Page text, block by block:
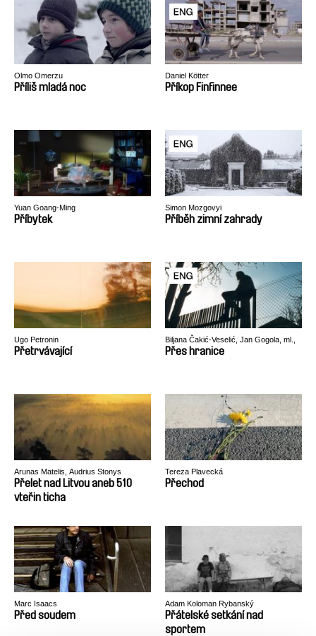
Olmo Omerzu
Příliš mladá noc
Daniel Kötter
Příkop Finfinnee
Yuan Goang-Ming
Příbytek
Simon Mozgovyi
Příběh zimní zahrady
Ugo Petronin
Přetrvávající
Biljana Čakić-Veselić, Jan Gogola, ml.,
Peter Kerekes, Róbert Lakatos, Paweł
Łoziński
Přes hranice
Arunas Matelis, Audrius Stonys
Přelet nad Litvou aneb 510
vteřin ticha
Tereza Plavecká
Přechod
Marc Isaacs
Před soudem
Adam Koloman Rybanský
Přátelské setkání nad
sportem